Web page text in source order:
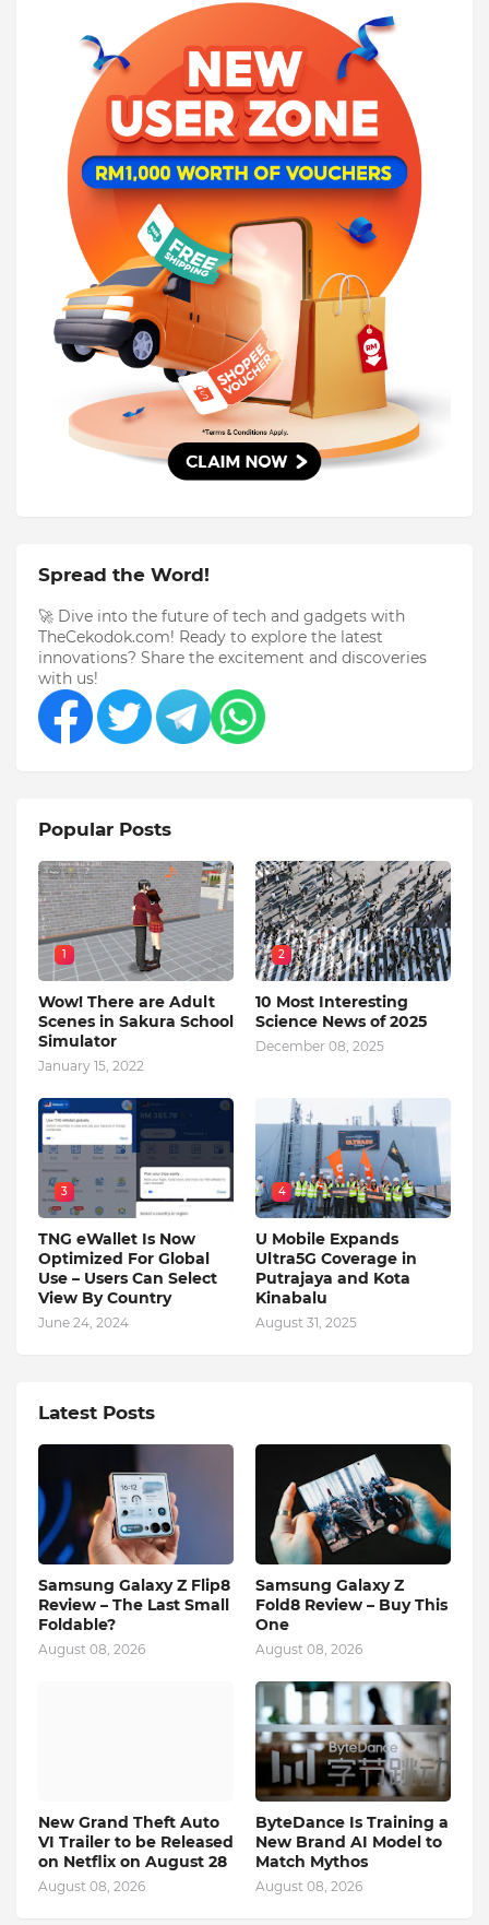
Spread the Word!
🚀 Dive into the future of tech and gadgets with
TheCekodok.com! Ready to explore the latest
innovations? Share the excitement and discoveries
with us!
Popular Posts
1
Wow! There are Adult
Scenes in Sakura School
Simulator
January 15, 2022
2
10 Most Interesting
Science News of 2025
December 08, 2025
3
TNG eWallet Is Now
Optimized For Global
Use – Users Can Select
View By Country
June 24, 2024
4
U Mobile Expands
Ultra5G Coverage in
Putrajaya and Kota
Kinabalu
August 31, 2025
Latest Posts
Samsung Galaxy Z Flip8
Review – The Last Small
Foldable?
August 08, 2026
Samsung Galaxy Z
Fold8 Review – Buy This
One
August 08, 2026
New Grand Theft Auto
VI Trailer to be Released
on Netflix on August 28
August 08, 2026
ByteDance Is Training a
New Brand AI Model to
Match Mythos
August 08, 2026